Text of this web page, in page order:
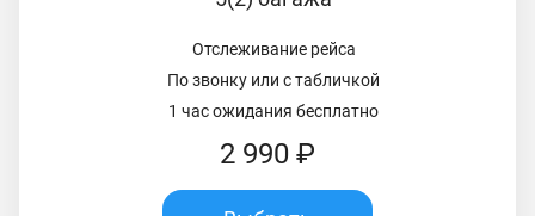
Отслеживание рейса
По звонку или с табличкой
1 час ожидания бесплатно
2 990 ₽